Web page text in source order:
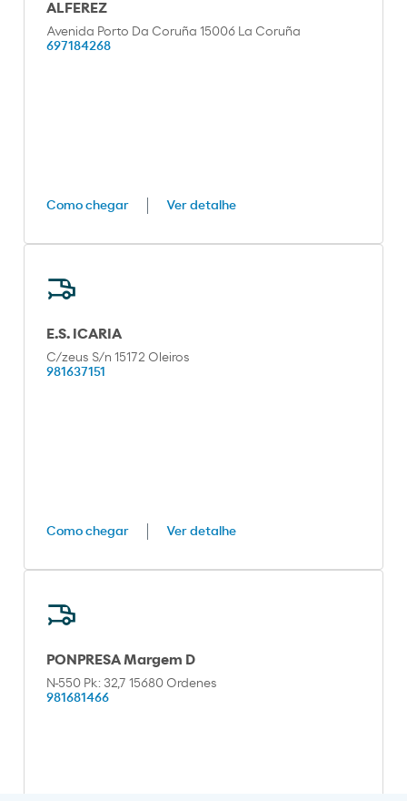
ALFEREZ
Avenida Porto Da Coruña 15006 La Coruña
697184268
Como chegar Ver detalhe
E.S. ICARIA
C/zeus S/n 15172 Oleiros
981637151
Como chegar Ver detalhe
PONPRESA Margem D
N-550 Pk: 32,7 15680 Ordenes
981681466